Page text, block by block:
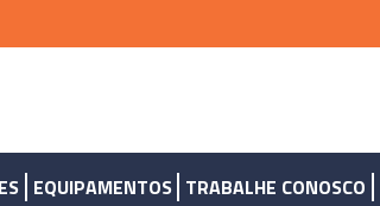
EQUIPAMENTOS TRABALHE CONOSCO